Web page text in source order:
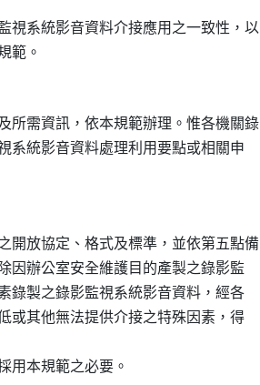
視系統影音資料介接應用之一致性，以
所需資訊，依本規範辦理。惟各機關錄
系統影音資料處理利用要點或相關申
開放協定、格式及標準，並依第五點備
因辦公室安全維護目的產製之錄影監
錄製之錄影監視系統影音資料，經各
或其他無法提供介接之特殊因素，得